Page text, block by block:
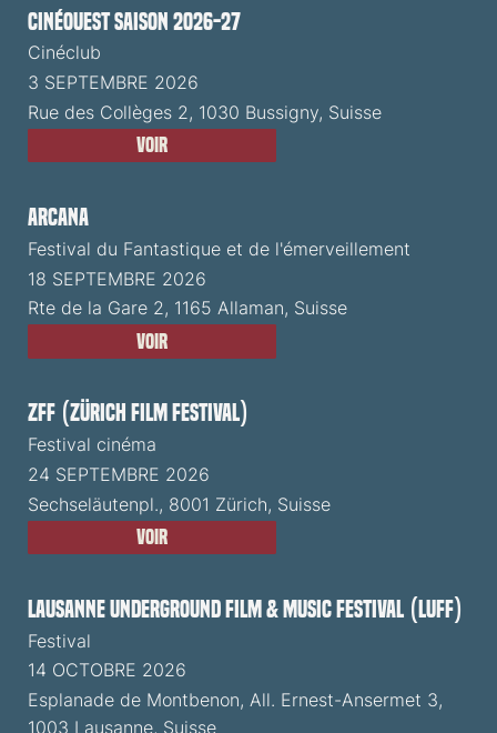
CinéOuest Saison 2026-27
Cinéclub
3 SEPTEMBRE 2026
Rue des Collèges 2, 1030 Bussigny, Suisse
Voir
ARCANA
Festival du Fantastique et de l'émerveillement
18 SEPTEMBRE 2026
Rte de la Gare 2, 1165 Allaman, Suisse
Voir
ZFF (Zürich Film Festival)
Festival cinéma
24 SEPTEMBRE 2026
Sechseläutenpl., 8001 Zürich, Suisse
Voir
Lausanne Underground Film & Music Festival (LUFF)
Festival
14 OCTOBRE 2026
Esplanade de Montbenon, All. Ernest-Ansermet 3,
1003 Lausanne, Suisse